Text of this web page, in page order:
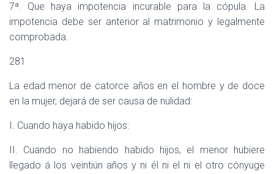
7ª. Que haya impotencia incurable para la cópula. La
impotencia debe ser anterior al matrimonio y legalmente
comprobada.
281
La edad menor de catorce años en el hombre y de doce
en la mujer, dejará de ser causa de nulidad:
I. Cuando haya habido hijos:
II. Cuando no habiendo habido hijos, el menor hubiere
llegado á los veintiún años y ni él ni el ni el otro cónyuge